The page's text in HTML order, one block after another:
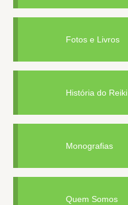
Fotos e Livros
História do Reiki
Monografias
Quem Somos